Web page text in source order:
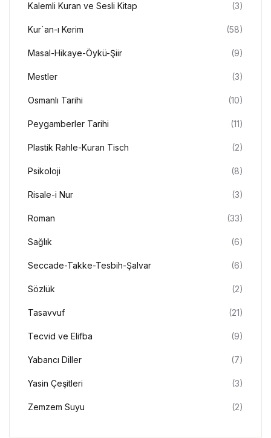
Kalemli Kuran ve Sesli Kitap (3)
Kur`an-ı Kerim (58)
Masal-Hikaye-Öykü-Şiir (9)
Mestler (3)
Osmanlı Tarihi (10)
Peygamberler Tarihi (11)
Plastik Rahle-Kuran Tisch (2)
Psikoloji (8)
Risale-i Nur (3)
Roman (33)
Sağlık (6)
Seccade-Takke-Tesbih-Şalvar (6)
Sözlük (2)
Tasavvuf (21)
Tecvid ve Elifba (9)
Yabancı Diller (7)
Yasin Çeşitleri (3)
Zemzem Suyu (2)